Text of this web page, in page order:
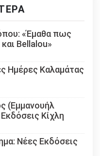
«Έμαθα πως
και Bellalou»
Ημέρες Καλαμάτας
(Εμμανουήλ
Κίχλη
Νέες Εκδόσεις